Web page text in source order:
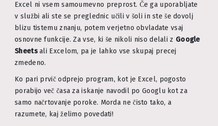
Excel ni vsem samoumevno preprost. Če ga uporabljate
v službi ali ste se preglednic učili v šoli in ste še dovolj
blizu tistemu znanju, potem verjetno obvladate vsaj
osnovne funkcije. Za vse, ki še nikoli niso delali z Google
Sheetsali Excelom, pa je lahko vse skupaj precej
zmedeno.
Ko pari prvič odprejo program, kot je Excel, pogosto
porabijo več časa za iskanje navodil po Googlu kot za
samo načrtovanje poroke. Morda ne čisto tako, a
razumete, kaj želimo povedati!